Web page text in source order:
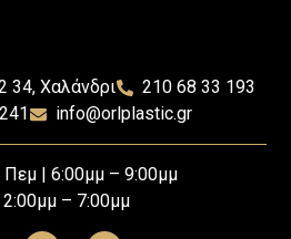
34, Χαλάνδρι
210 68 33 193
info@orlplastic.gr
| 6:00μμ – 9:00μμ
– 7:00μμ